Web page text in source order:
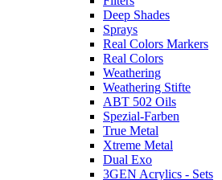
Deep Shades
Sprays
Real Colors Markers
Real Colors
Weathering
Weathering Stifte
ABT 502 Oils
Spezial-Farben
True Metal
Xtreme Metal
Dual Exo
3GEN Acrylics - Sets